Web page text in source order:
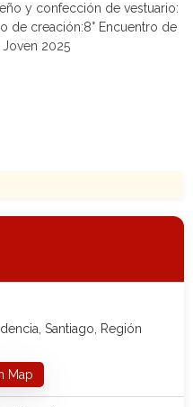
y confección de vestuario:
de creación:8° Encuentro de
2025
Santiago, Región
Map